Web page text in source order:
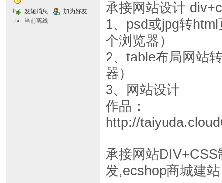
发短消息
加为好友
当前离线
承接网站设计
1、psd或jpg转
个浏览器）
2、table布局网站
器）
3、网站设计
作品：
http://
承接网站
发,ecshop商城建站